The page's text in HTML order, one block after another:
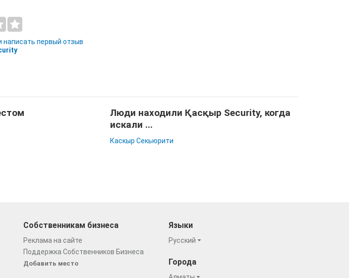
первый отзыв
Люди находили Қасқыр Security, когда
искали ...
Каскыр Секьюрити
Собственникам бизнеса
Реклама на сайте
Поддержка Собственников Бизнеса
Добавить место
Языки
Русский
Города